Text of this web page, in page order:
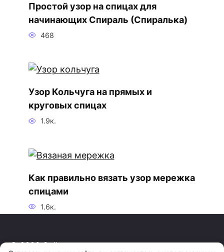
Простой узор на спицах для
начинающих Спираль (Спиралька)
468
Узор Кольчуга на прямых и
круговых спицах
1.9к.
Как правильно вязать узор мережка
спицами
1.6к.
© 2026 Сайт о вязании спицами и крючком